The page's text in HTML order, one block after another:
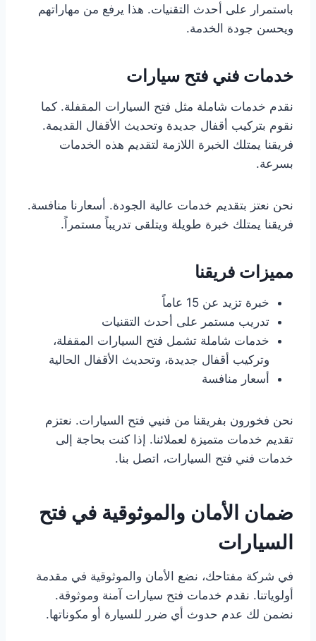
باستمرار على أحدث التقنيات. هذا يرفع من مهاراتهم
ويحسن جودة الخدمة.
خدمات فني فتح سيارات
نقدم خدمات شاملة مثل فتح السيارات المقفلة. كما
نقوم بتركيب أقفال جديدة وتحديث الأقفال القديمة.
فريقنا يمتلك الخبرة اللازمة لتقديم هذه الخدمات
بسرعة.
نحن نعتز بتقديم خدمات عالية الجودة. أسعارنا منافسة.
فريقنا يمتلك خبرة طويلة ويتلقى تدريباً مستمراً.
مميزات فريقنا
خبرة تزيد عن 15 عاماً
تدريب مستمر على أحدث التقنيات
خدمات شاملة تشمل فتح السيارات المقفلة،
وتركيب أقفال جديدة، وتحديث الأقفال الحالية
أسعار منافسة
نحن فخورون بفريقنا من فنيي فتح السيارات. نعتزم
تقديم خدمات متميزة لعملائنا. إذا كنت بحاجة إلى
خدمات فني فتح السيارات، اتصل بنا.
ضمان الأمان والموثوقية في فتح
السيارات
في شركة مفتاحك، نضع الأمان والموثوقية في مقدمة
أولوياتنا. نقدم خدمات فتح سيارات آمنة وموثوقة.
نضمن لك عدم حدوث أي ضرر للسيارة أو مكوناتها.